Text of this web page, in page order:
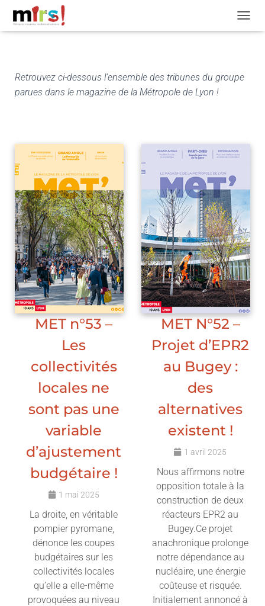
Retrouvez ci-dessous l’ensemble des tribunes du groupe
parues dans le magazine de la Métropole de Lyon !
MET n°53 –
Les
collectivités
locales ne
sont pas une
variable
d’ajustement
budgétaire !
1 mai 2025
La droite, en véritable
pompier pyromane,
dénonce les coupes
budgétaires sur les
collectivités locales
qu’elle a elle-même
provoquées au niveau
MET N°52 –
Projet d’EPR2
au Bugey :
des
alternatives
existent !
1 avril 2025
Nous affirmons notre
opposition totale à la
construction de deux
réacteurs EPR2 au
Bugey.Ce projet
anachronique prolonge
notre dépendance au
nucléaire, une énergie
coûteuse et risquée.
Initialement annoncé à